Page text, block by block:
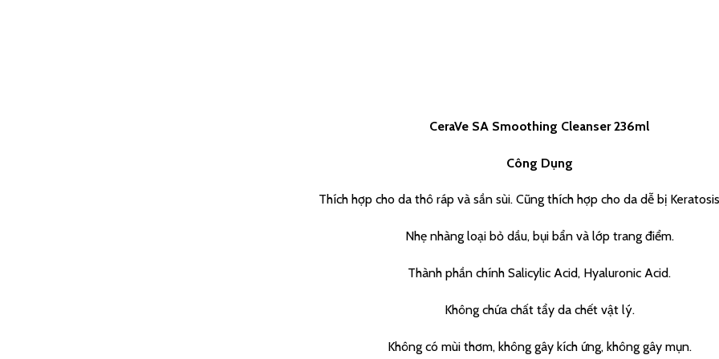
CeraVe SA Smoothing Cleanser 236ml
Công Dụng
Thích hợp cho da thô ráp và sần sùi. Cũng thích hợp cho da dễ bị
Nhẹ nhàng loại bỏ dầu, bụi bẩn và lớp trang điểm.
Thành phần chính Salicylic Acid, Hyaluronic Acid.
Không chứa chất tẩy da chết vật lý.
Không có mùi thơm, không gây kích ứng, không gây mụn.